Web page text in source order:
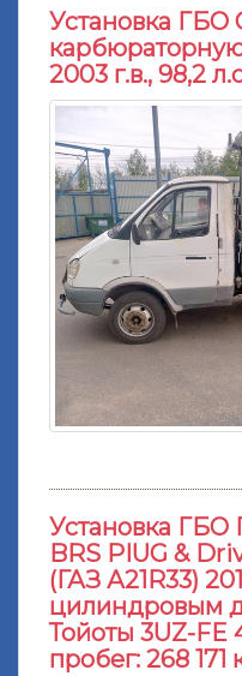
Установка
карбюраторную
2003 г.в., 98,2
Установка ГБО
BRS PIUG &
(ГАЗ А21R33)
цилиндровым
Тойоты 3UZ-FE
пробег: 268 171